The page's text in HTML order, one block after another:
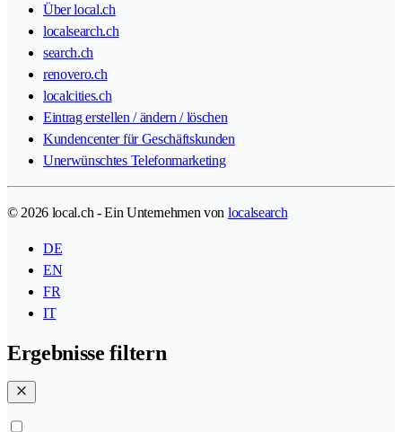
Über local.ch
localsearch.ch
search.ch
renovero.ch
localcities.ch
Eintrag erstellen / ändern / löschen
Kundencenter für Geschäftskunden
Unerwünschtes Telefonmarketing
© 2026 local.ch - Ein Unternehmen von localsearch
DE
EN
FR
IT
Ergebnisse filtern